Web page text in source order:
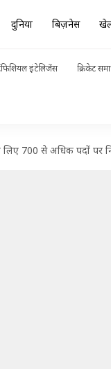
दुनिया बिज़नेस
इंटेलिजेंस क्रिकेट
700 से अधिक पदों पर